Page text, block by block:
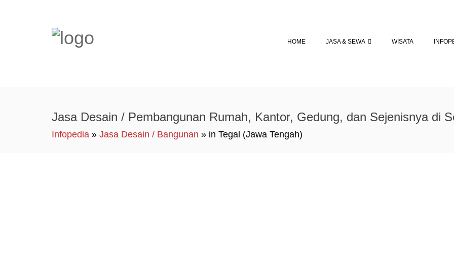
HOME JASA & SEWA WISATA
Jasa Desain / Pembangunan Rumah, Kantor, Gedung, dan Sejenisnya di
Infopedia » Jasa Desain / Bangunan » in Tegal (Jawa Tengah)